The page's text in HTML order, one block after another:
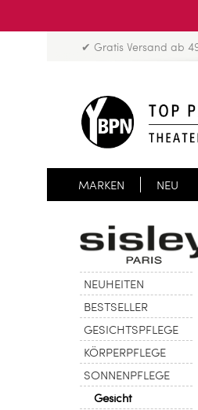
✔ Gratis Versand ab
MARKEN NEU
NEUHEITEN
BESTSELLER
GESICHTSPFLEGE
KÖRPERPFLEGE
SONNENPFLEGE
Gesicht